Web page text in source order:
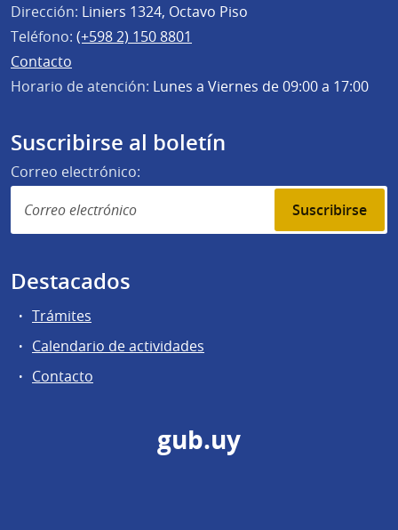
Dirección: Liniers 1324, Octavo Piso
Teléfono: (+598 2) 150 8801
Contacto
Horario de atención: Lunes a Viernes de 09:00 a 17:00
Suscribirse al boletín
Correo electrónico:
Suscribirse
Destacados
Trámites
Calendario de actividades
Contacto
gub.uy